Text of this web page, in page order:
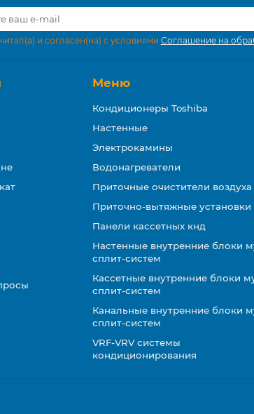
и согласен(на) с условиями Соглашение на
Меню
Кондиционеры Toshiba
Настенные
Электрокамины
Водонагреватели
Приточные очистители воздуха
Приточно-вытяжные установки
Панели кассетных кнд
Настенные внутренние блоки
сплит-систем
Кассетные внутренние блоки
сплит-систем
Канальные внутренние блоки
сплит-систем
VRF-VRV системы
кондиционирования